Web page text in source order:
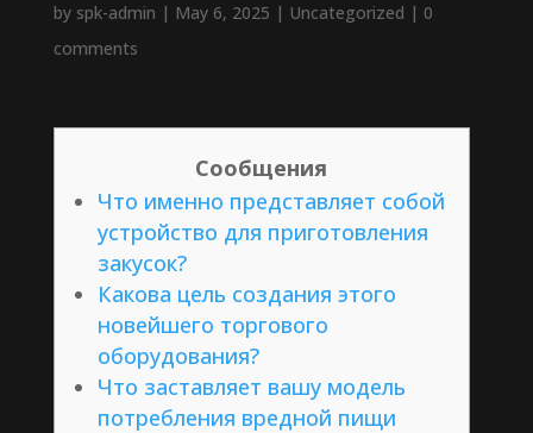
by spk-admin | May 6, 2025 | Uncategorized | 0
comments
Сообщения
Что именно представляет собой
устройство для приготовления
закусок?
Какова цель создания этого
новейшего торгового
оборудования?
Что заставляет вашу модель
потребления вредной пищи